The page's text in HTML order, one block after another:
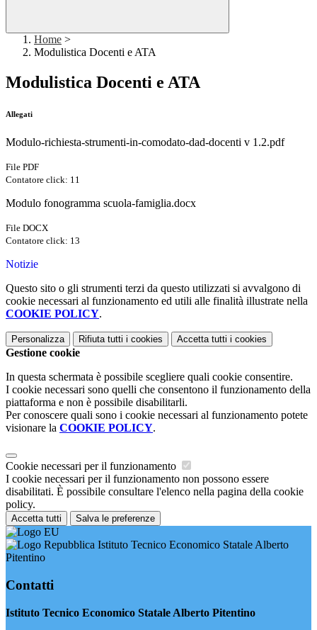
Home >
Modulistica Docenti e ATA
Modulistica Docenti e ATA
Allegati
Modulo-richiesta-strumenti-in-comodato-dad-docenti v 1.2.pdf
File PDF
Contatore click: 11
Modulo fonogramma scuola-famiglia.docx
File DOCX
Contatore click: 13
Notizie
Questo sito o gli strumenti terzi da questo utilizzati si avvalgono di
cookie necessari al funzionamento ed utili alle finalità illustrate nella
COOKIE POLICY.
Personalizza Rifiuta tutti i cookies Accetta tutti i cookies
Gestione cookie
In questa schermata è possibile scegliere quali cookie consentire.
I cookie necessari sono quelli che consentono il funzionamento della
piattaforma e non è possibile disabilitarli.
Per conoscere quali sono i cookie necessari al funzionamento potete
visionare la COOKIE POLICY.
Cookie necessari per il funzionamento
I cookie necessari per il funzionamento non possono essere
disabilitati. È possibile consultare l'elenco nella pagina della cookie
policy.
Accetta tutti Salva le preferenze
Istituto Tecnico Economico Statale Alberto
Pitentino
Contatti
Istituto Tecnico Economico Statale Alberto Pitentino